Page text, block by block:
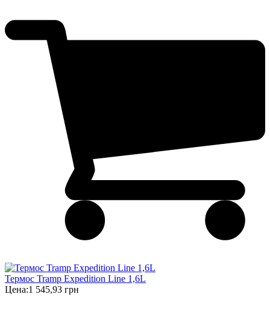
Термос Tramp Expedition Line 1,6L
Цена:1 545,93 грн